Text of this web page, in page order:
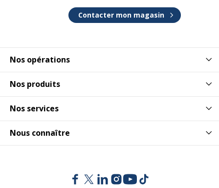
Nos opérations
Nos produits
Nos services
Nous connaître
Contacter mon magasin